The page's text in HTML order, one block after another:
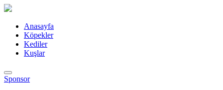
Anasayfa
Köpekler
Kediler
Kuşlar
Sponsor